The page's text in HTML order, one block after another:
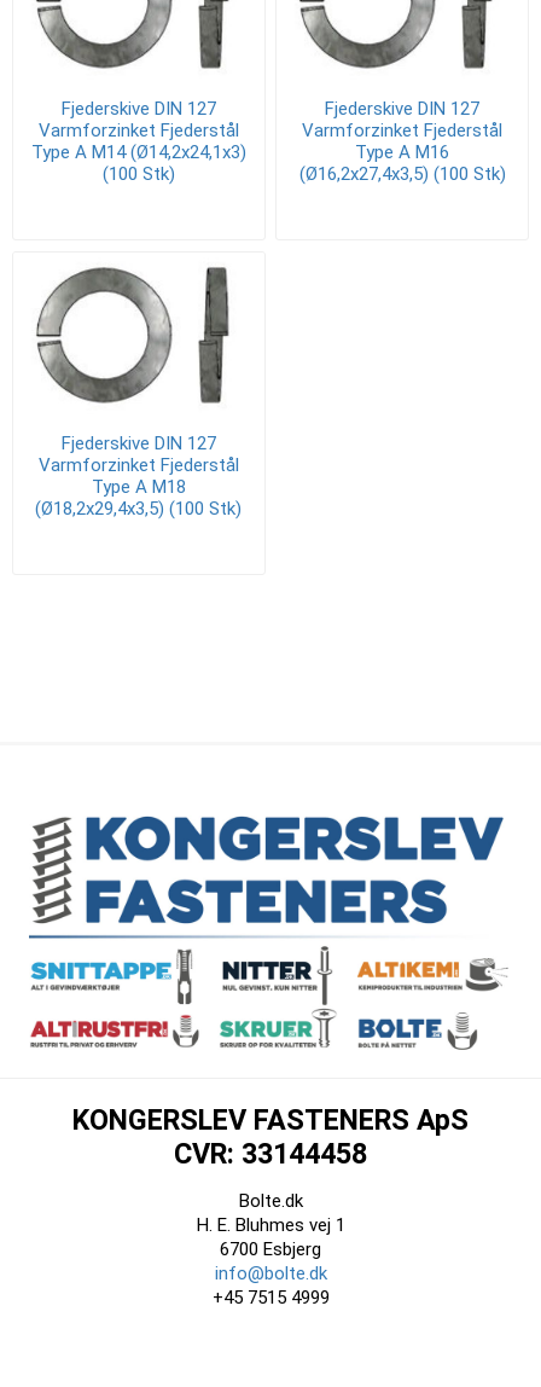
Fjederskive DIN 127
Varmforzinket Fjederstål
Type A M14 (Ø14,2x24,1x3)
(100 Stk)
Fjederskive DIN 127
Varmforzinket Fjederstål
Type A M16
(Ø16,2x27,4x3,5) (100 Stk)
Fjederskive DIN 127
Varmforzinket Fjederstål
Type A M18
(Ø18,2x29,4x3,5) (100 Stk)
KONGERSLEV FASTENERS ApS
CVR: 33144458
Bolte.dk
H. E. Bluhmes vej 1
6700 Esbjerg
info@bolte.dk
+45 7515 4999